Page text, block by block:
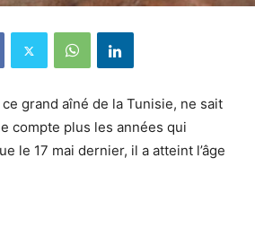
grand aîné de la Tunisie, ne sait
compte plus les années qui
le 17 mai dernier, il a atteint l’âge